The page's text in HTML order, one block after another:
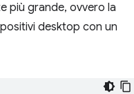
più grande, ovvero la
desktop con un